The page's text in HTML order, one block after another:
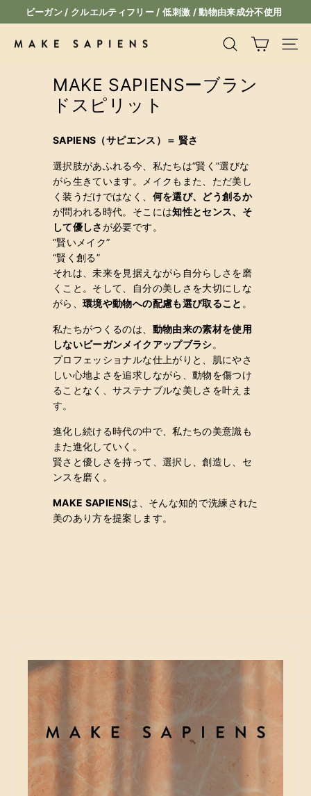
ン
ス
シ
ョ
時
停
止
ビーガン / クルエルティフリー / 低刺激 / 動物由来成分不使用
M
検索 サイ
MAKE SAPIENSーブラン
ドスピリット
SAPIENS（サピエンス）＝ 賢さ
選択肢があふれる今、私たちは”賢く”選びな
がら生きています。メイクもまた、ただ美し
く装うだけではなく、 何を選び、どう創るか
が問われる時代。そこには知性とセンス、そ
して優しさが必要です。
“賢いメイク”
“賢く創る”
それは、未来を見据えながら自分らしさを磨
くこと。そして、自分の美しさを大切にしな
がら、環境や動物への配慮も選び取ること 。
私たちがつくるのは、 動物由来の素材を使用
しないビーガンメイクアップブラシ。
プロフェッショナルな仕上がりと、肌にやさ
しい心地よさを追求しながら、動物を傷つけ
ることなく、サステナブルな美しさを叶えま
す。
進化し続ける時代の中で、私たちの美意識も
また進化していく。
賢さと優しさを持って、選択し、創造し、セ
ンスを磨く。
MAKE SAPIENSは、 そんな知的で洗練された
美のあり方を提案します。